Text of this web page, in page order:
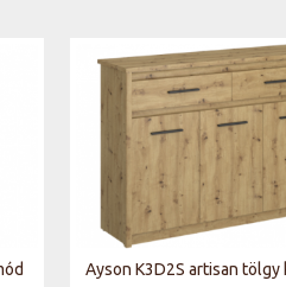
Ayson K3D2S artisan tölgy